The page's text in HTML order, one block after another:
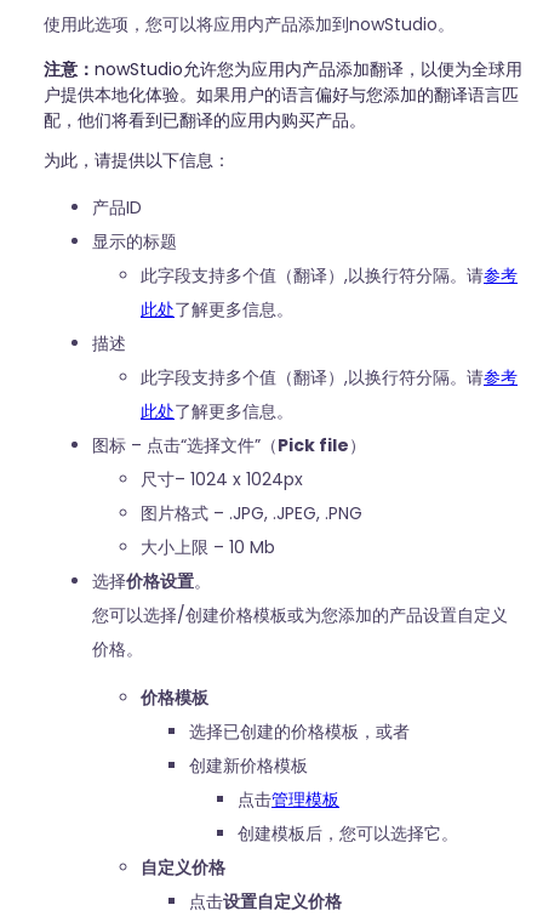
使用此选项，您可以将应用内产品添加到nowStudio。
注意： nowStudio允许您为应用内产品添加翻译，以便为全球用
户提供本地化体验。如果用户的语言偏好与您添加的翻译语言匹
配，他们将看到已翻译的应用内购买产品。
为此，请提供以下信息：
产品ID
显示的标题
此字段支持多个值（翻译）,以换行符分隔。请参考
此处了解更多信息。
描述
此字段支持多个值（翻译）,以换行符分隔。请参考
此处了解更多信息。
图标 – 点击“选择文件”（Pick file）
尺寸– 1024 x 1024px
图片格式 – .JPG, .JPEG, .PNG
大小上限 – 10 Mb
选择价格设置。
您可以选择/创建价格模板或为您添加的产品设置自定义
价格。
价格模板
选择已创建的价格模板，或者
创建新价格模板
点击管理模板
创建模板后，您可以选择它。
自定义价格
点击设置自定义价格